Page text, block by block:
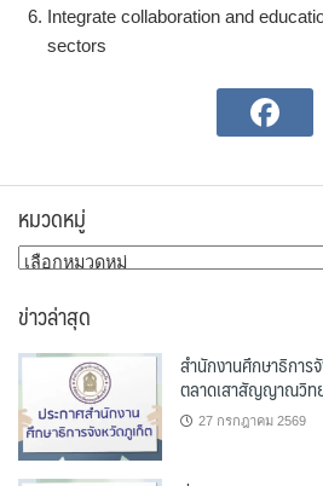
Integrate collaboration and
sectors
หมวดหมู่
หมวด
ข่าวล่าสุด
สำนักงานศึกษาธิการ
ตลาดเสาสัญญาณวิท
27 กรกฎาคม 2569